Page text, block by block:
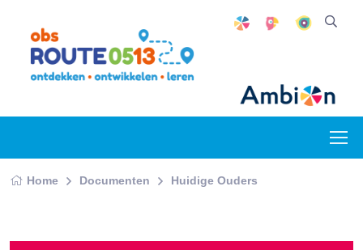
Home Documenten Huidige Ouders